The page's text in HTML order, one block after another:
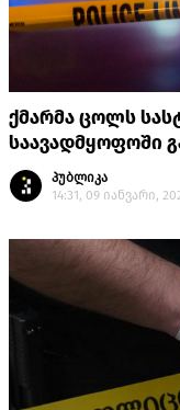
ქმარმა ცოლს
საავადმყოფოში
პუბლიკა
14:31, 09 იანვარი,